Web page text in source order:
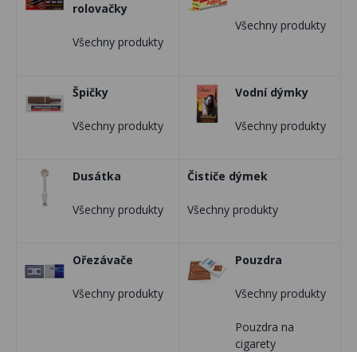
rolovačky
Všechny produkty
Všechny produkty
Špičky
Všechny produkty
Vodní dýmky
Všechny produkty
Dusátka
Všechny produkty
Čističe dýmek
Všechny produkty
Ořezávače
Všechny produkty
Pouzdra
Všechny produkty
Pouzdra na
cigarety